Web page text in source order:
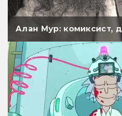
Алан Мур: комиксист,